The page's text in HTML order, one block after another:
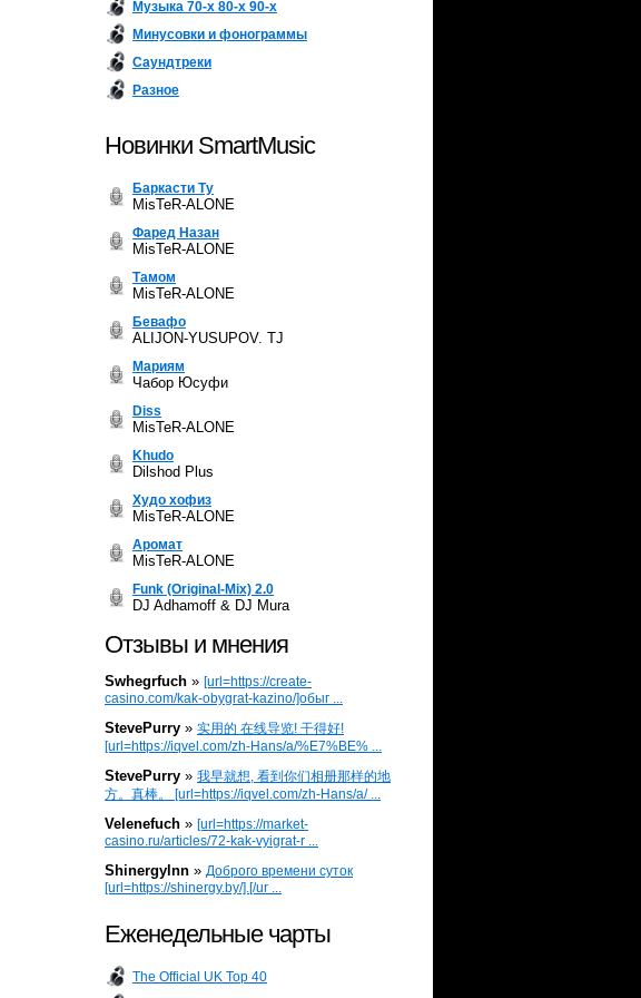
Музыка 70-х 80-х 90-х
Минусовки и фонограммы
Саундтреки
Разное
Новинки SmartMusic
Баркасти Ту
MisTeR-ALONE
Фаред Назан
MisTeR-ALONE
Тамом
MisTeR-ALONE
Бевафо
ALIJON-YUSUPOV. TJ
Мариям
Чабор Юсуфи
Diss
MisTeR-ALONE
Khudo
Dilshod Plus
Худо хофиз
MisTeR-ALONE
Аромат
MisTeR-ALONE
Funk (Original-Mix) 2.0
DJ Adhamoff & DJ Mura
Отзывы и мнения
Swhegrfuch » [url=https://create-
casino.com/kak-obygrat-kazino/]обыг ...
StevePurry » 实用的 在线导览! 干得好!
[url=https://iqvel.com/zh-Hans/a/%E7%BE% ...
StevePurry » 我早就想, 看到你们相册那样的地
方。真棒。 [url=https://iqvel.com/zh-Hans/a/ ...
Velenefuch » [url=https://market-
casino.ru/articles/72-kak-vyigrat-r ...
Shinergylnn » Доброго времени суток
[url=https://shinergy.by/].[/ur ...
Еженедельные чарты
The Official UK Top 40